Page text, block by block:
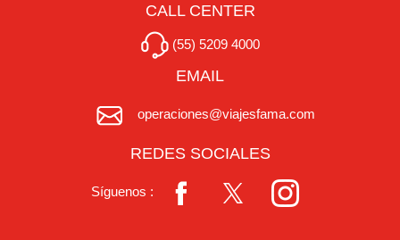
CALL CENTER
(55) 5209 4000
EMAIL
operaciones@viajesfama.com
REDES SOCIALES
Síguenos :